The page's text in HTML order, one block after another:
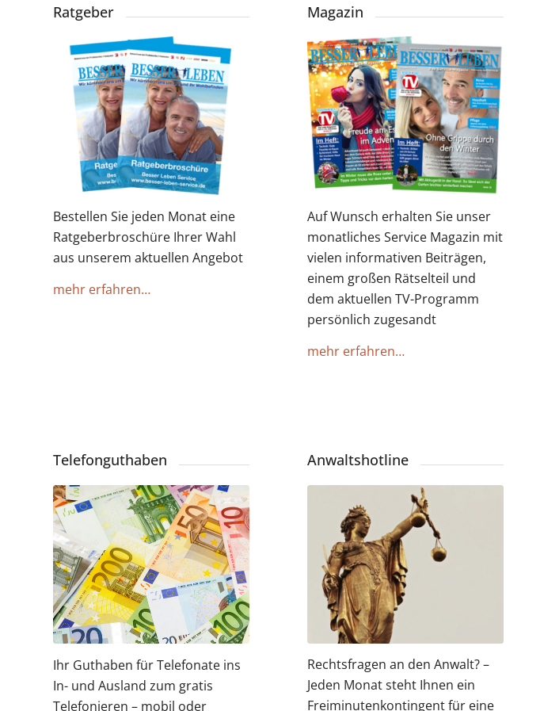
Ratgeber
Bestellen Sie jeden Monat eine
Ratgeberbroschüre Ihrer Wahl
aus unserem aktuellen Angebot
mehr erfahren…
Magazin
Auf Wunsch erhalten Sie unser
monatliches Service Magazin mit
vielen informativen Beiträgen,
einem großen Rätselteil und
dem aktuellen TV-Programm
persönlich zugesandt
mehr erfahren…
Telefonguthaben
Ihr Guthaben für Telefonate ins
In- und Ausland zum gratis
Telefonieren – mobil oder
Anwaltshotline
Rechtsfragen an den Anwalt? –
Jeden Monat steht Ihnen ein
Freiminutenkontingent für eine